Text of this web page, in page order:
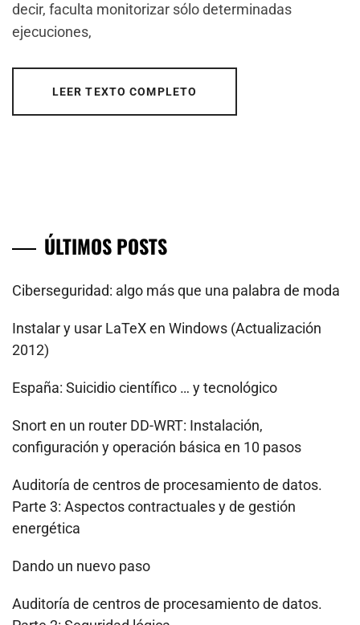
decir, faculta monitorizar sólo determinadas
ejecuciones,
LEER TEXTO COMPLETO
ÚLTIMOS POSTS
Ciberseguridad: algo más que una palabra de moda
Instalar y usar LaTeX en Windows (Actualización
2012)
España: Suicidio científico … y tecnológico
Snort en un router DD-WRT: Instalación,
configuración y operación básica en 10 pasos
Auditoría de centros de procesamiento de datos.
Parte 3: Aspectos contractuales y de gestión
energética
Dando un nuevo paso
Auditoría de centros de procesamiento de datos.